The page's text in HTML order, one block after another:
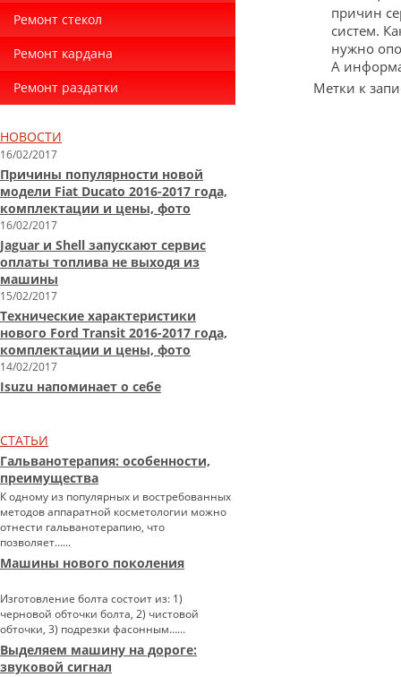
Ремонт стекол
Ремонт кардана
Ремонт раздатки
НОВОСТИ
16/02/2017
Причины популярности новой
модели Fiat Ducato 2016-2017 года,
комплектации и цены, фото
16/02/2017
Jaguar и Shell запускают сервис
оплаты топлива не выходя из
машины
15/02/2017
Технические характеристики
нового Ford Transit 2016-2017 года,
комплектации и цены, фото
14/02/2017
Isuzu напоминает о себе
СТАТЬИ
Гальванотерапия: особенности,
преимущества
К одному из популярных и востребованных
методов аппаратной косметологии можно
отнести гальванотерапию, что
позволяет…...
Машины нового поколения
Изготовление болта состоит из: 1)
черновой обточки болта, 2) чистовой
обточки, 3) подрезки фасонным…...
Выделяем машину на дороге:
звуковой сигнал
причин
систем.
нужно
А
Метки к